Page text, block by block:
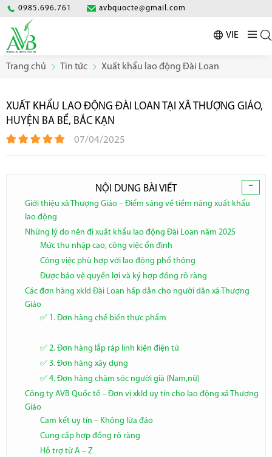
0985.696.761 avbquocte@gmail.com
VIE
Trang chủ Tin tức Xuất khẩu lao động Đài Loan
XUẤT KHẨU LAO ĐỘNG ĐÀI LOAN TẠI XÃ THƯỢNG GIÁO,
HUYỆN BA BỂ, BẮC KẠN
07/04/2025
-
NỘI DUNG BÀI VIẾT
Giới thiệu xã Thượng Giáo – Điểm sáng về tiềm năng xuất khẩu
lao động
Những lý do nên đi xuất khẩu lao động Đài Loan năm 2025
Mức thu nhập cao, công việc ổn định
Công việc phù hợp với lao động phổ thông
Được bảo vệ quyền lợi và ký hợp đồng rõ ràng
Các đơn hàng xkld Đài Loan hấp dẫn cho người dân xã Thượng
Giáo
✅ 1. Đơn hàng chế biến thực phẩm
✅ 2. Đơn hàng lắp ráp linh kiện điện tử
✅ 3. Đơn hàng xây dựng
✅ 4. Đơn hàng chăm sóc người già (Nam,nữ)
Công ty AVB Quốc tế – Đơn vị xkld uy tín cho lao động xã Thượng
Giáo
Cam kết uy tín – Không lừa đảo
Cung cấp hợp đồng rõ ràng
Hỗ trợ từ A – Z